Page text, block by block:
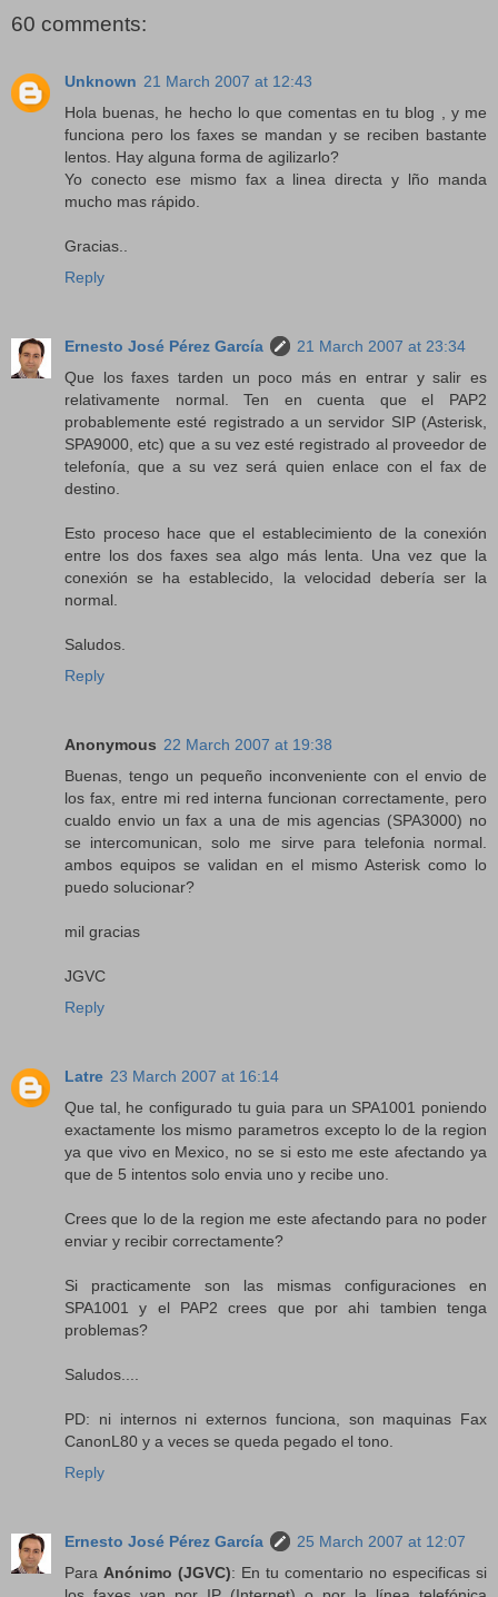
60 comments:
Unknown 21 March 2007 at 12:43
Hola buenas, he hecho lo que comentas en tu blog , y me
funciona pero los faxes se mandan y se reciben bastante
lentos. Hay alguna forma de agilizarlo?
Yo conecto ese mismo fax a linea directa y lño manda
mucho mas rápido.
Gracias..
Reply
Ernesto José Pérez García
21 March 2007 at 23:34
Que los faxes tarden un poco más en entrar y salir es
relativamente normal. Ten en cuenta que el PAP2
probablemente esté registrado a un servidor SIP (Asterisk,
SPA9000, etc) que a su vez esté registrado al proveedor de
telefonía, que a su vez será quien enlace con el fax de
destino.
Esto proceso hace que el establecimiento de la conexión
entre los dos faxes sea algo más lenta. Una vez que la
conexión se ha establecido, la velocidad debería ser la
normal.
Saludos.
Reply
Anonymous 22 March 2007 at 19:38
Buenas, tengo un pequeño inconveniente con el envio de
los fax, entre mi red interna funcionan correctamente, pero
cualdo envio un fax a una de mis agencias (SPA3000) no
se intercomunican, solo me sirve para telefonia normal.
ambos equipos se validan en el mismo Asterisk como lo
puedo solucionar?
mil gracias
JGVC
Reply
Latre 23 March 2007 at 16:14
Que tal, he configurado tu guia para un SPA1001 poniendo
exactamente los mismo parametros excepto lo de la region
ya que vivo en Mexico, no se si esto me este afectando ya
que de 5 intentos solo envia uno y recibe uno.
Crees que lo de la region me este afectando para no poder
enviar y recibir correctamente?
Si practicamente son las mismas configuraciones en
SPA1001 y el PAP2 crees que por ahi tambien tenga
problemas?
Saludos....
PD: ni internos ni externos funciona, son maquinas Fax
CanonL80 y a veces se queda pegado el tono.
Reply
Ernesto José Pérez García
25 March 2007 at 12:07
Para Anónimo (JGVC): En tu comentario no especificas si